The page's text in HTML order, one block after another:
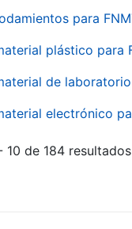
para
plástico para
de
electrónico
de 184